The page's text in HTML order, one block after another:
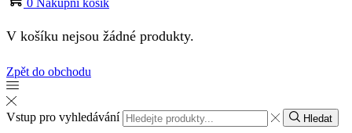
0 Nákupní košík
V košíku nejsou žádné produkty.
Zpět do obchodu
Vstup pro vyhledávání Hledat